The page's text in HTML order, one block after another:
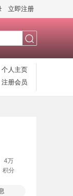
立即注册
个人主页
注册会员
4万
积分